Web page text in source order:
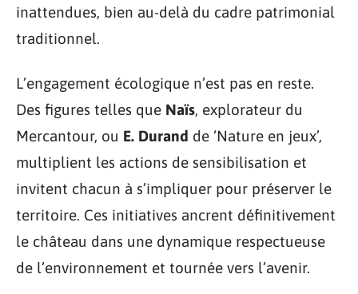
inattendues, bien au-delà du cadre patrimonial
traditionnel.
L’engagement écologique n’est pas en reste.
Des figures telles que Naïs, explorateur du
Mercantour, ou E. Durand de ‘Nature en jeux’,
multiplient les actions de sensibilisation et
invitent chacun à s’impliquer pour préserver le
territoire. Ces initiatives ancrent définitivement
le château dans une dynamique respectueuse
de l’environnement et tournée vers l’avenir.